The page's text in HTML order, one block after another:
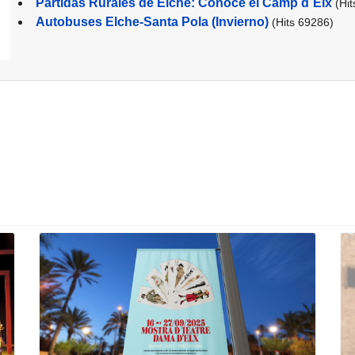
Autobuses Elche-Santa Pola (Invierno) (Hits 69286)